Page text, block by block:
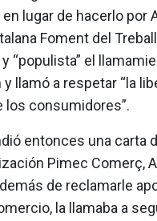
lugar de hacerlo por
Foment del
y “populista” el
llamó a respetar “la
los consumidores”.
entonces una carta
Pimec Comerç,
de reclamarle
la llamaba a